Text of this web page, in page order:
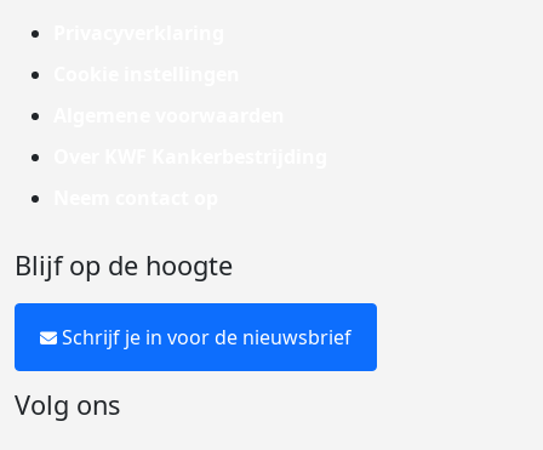
Blijf op de hoogte
Schrijf je in voor de nieuwsbrief
Volg ons